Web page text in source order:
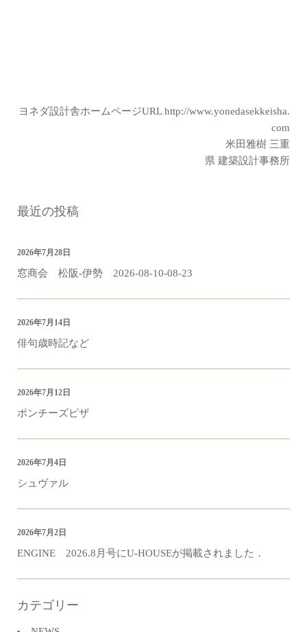
ヨネダ設計舎ホームページURLhttp://www.yonedasekkeisha.
com
米田雅樹 三重
県 建築設計事務所
最近の投稿
窓商会 松阪-伊勢 2026-08-10-08-23
2026年7月28日
俳句歳時記など
2026年7月14日
ポンチーズピザ
2026年7月12日
シュヴァル
2026年7月4日
ENGINE 2026.8月号にU-HOUSEが掲載されました．
2026年7月2日
カテゴリー